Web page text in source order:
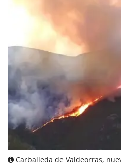
Carballeda de Valdeorras,